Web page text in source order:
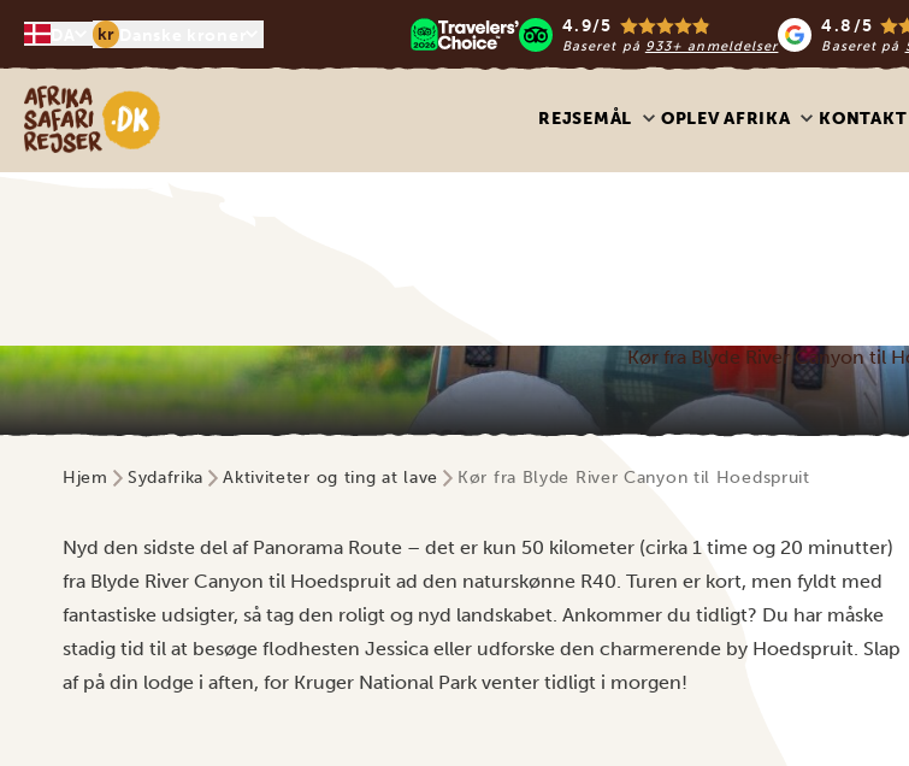
kr 4.9/5
Baseret på 933+ anmeldelser
4.8/5
Baseret på
Safari-rejser i Afrika
REJSEMÅL OPLEV AFRIKA KONTAKT
Kør fra Blyde River Canyon til
Hjem Sydafrika Aktiviteter og ting at lave Kør fra Blyde River Canyon til Hoedspruit
Nyd den sidste del af Panorama Route – det er kun 50 kilometer (cirka 1 time og 20 minutter)
fra Blyde River Canyon til Hoedspruit ad den naturskønne R40. Turen er kort, men fyldt med
fantastiske udsigter, så tag den roligt og nyd landskabet. Ankommer du tidligt? Du har måske
stadig tid til at besøge flodhesten Jessica eller udforske den charmerende by Hoedspruit. Slap
af på din lodge i aften, for Kruger National Park venter tidligt i morgen!